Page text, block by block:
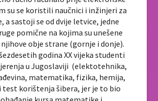
su se koristili naučnici i inžinjeri za
a sastoji se od dvije letvice, jedne
pomične na kojima su unešene
njihove obje strane (gornje i donje).
godina XX vijeka studenti
u Jugoslaviji (elektotehnika,
matematika, fizika, hemija,
korištenja šibera, jer je to bio